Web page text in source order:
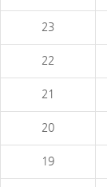
23
22
21
20
19